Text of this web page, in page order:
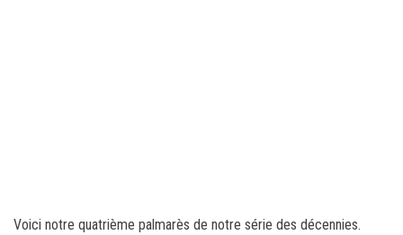
Voici notre quatrième palmarès de notre série des décennies.